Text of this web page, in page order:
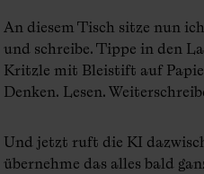
An diesem Tisch sitze nun
und schreibe. Tippe in den
Kritzle mit Bleistift auf
Denken. Lesen.
Und jetzt ruft die KI
übernehme das alles bald